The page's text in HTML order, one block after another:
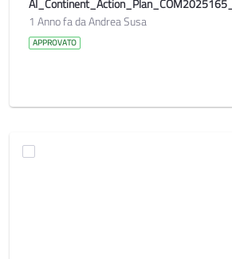
1 Anno fa da Andrea Susa
APPROVATO